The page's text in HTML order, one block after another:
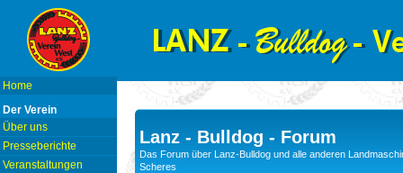
Home
Der Verein
Über uns
Presseberichte
Veranstaltungen
Lanz - Bulldog - Forum
Das Forum über Lanz-Bulldog und alle anderen
Scheres